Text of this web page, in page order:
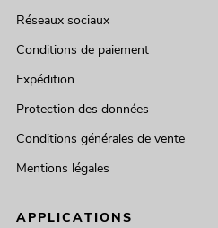
Réseaux sociaux
Conditions de paiement
Expédition
Protection des données
Conditions générales de vente
Mentions légales
APPLICATIONS